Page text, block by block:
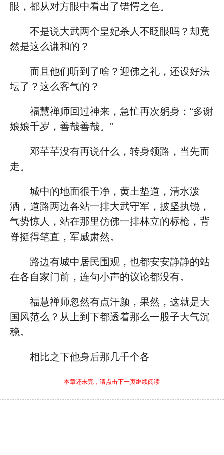
眼，都从对方眼中看出了错愕之色。
不是说大武两个皇妃杀人不眨眼吗？却竟
然是这么谦和的？
而且他们听到了啥？迎佛之礼，还设好法
坛了？这么客气的？
福慧禅师回过神来，急忙再次躬身：“多谢
娘娘千岁，善哉善哉。”
邓芊芊没有再说什么，转身领路，当先而
走。
城中的地面很干净，黄土垫道，清水泼
洒，道路两边各站一排大武守军，披坚执锐，
气势惊人，站在那里仿佛一排林立的标枪，背
脊挺得笔直，军威肃然。
路边有城中居民围观，也都安安静静的站
在各自家门前，连句小声的议论都没有。
福慧禅师忽然有点汗颜，果然，这就是大
国风范么？从上到下都透着那么一股子大气沉
稳。
相比之下他身后那几千个各
本章还未完，请点击下一页继续阅读